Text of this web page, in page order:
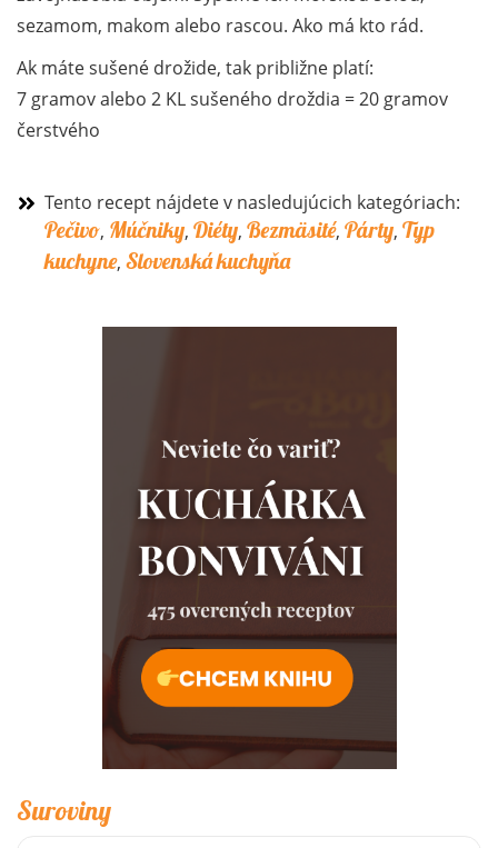
sezamom, makom alebo rascou. Ako má kto rád.
Ak máte sušené drožide, tak približne platí:
7 gramov alebo 2 KL sušeného droždia = 20 gramov
čerstvého
Tento recept nájdete v nasledujúcich kategóriach:
Pečivo, Múčniky, Diéty, Bezmäsité, Párty, Typ
kuchyne, Slovenská kuchyňa
Suroviny